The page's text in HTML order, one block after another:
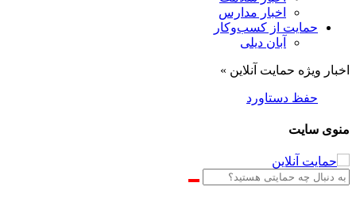
اخبار مدارس
حمایت از کسب‌وکار
آبان دیلی
اخبار ویژه حمایت آنلاین »
حفظ دستاوردهای تمدن ساز اربعی
منوی سایت